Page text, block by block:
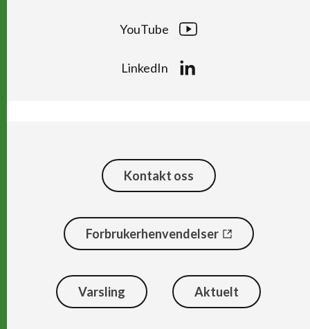
YouTube
LinkedIn
Kontakt oss
Forbrukerhenvendelser
Varsling Aktuelt